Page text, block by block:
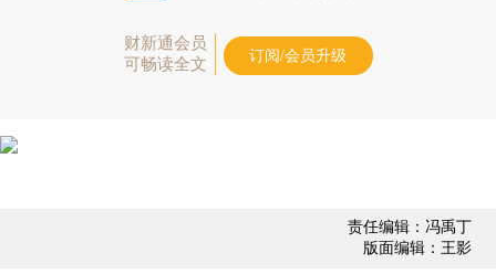
财新通会员
可畅读全文
订阅/会员升级
责任编辑：冯禹丁
版面编辑：王影